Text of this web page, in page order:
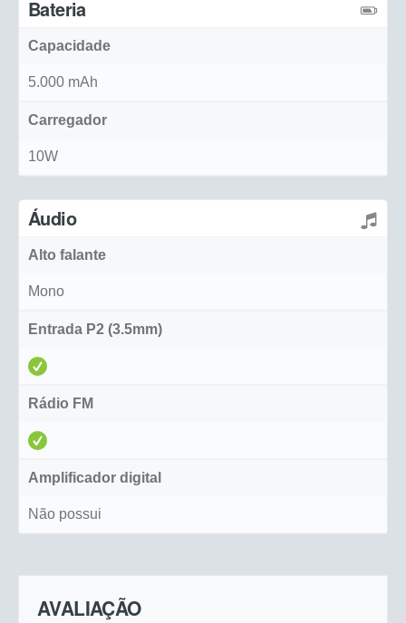
Bateria
Capacidade
5.000 mAh
Carregador
10W
Áudio
Alto falante
Mono
Entrada P2 (3.5mm)
Rádio FM
Amplificador digital
Não possui
AVALIAÇÃO